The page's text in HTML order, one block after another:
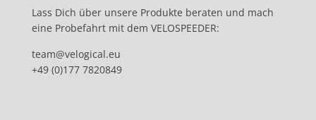
Lass Dich über unsere Produkte beraten und mach
eine Probefahrt mit dem VELOSPEEDER:
team@velogical.eu
+49 (0)177 7820849